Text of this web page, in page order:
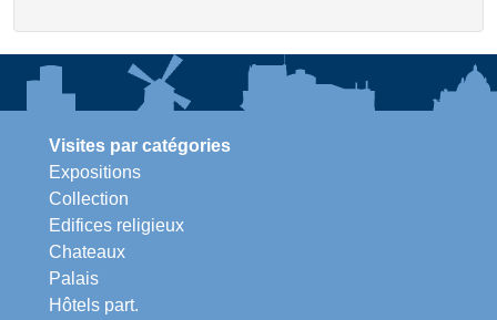
Visites par catégories
Expositions
Collection
Edifices religieux
Chateaux
Palais
Hôtels part.